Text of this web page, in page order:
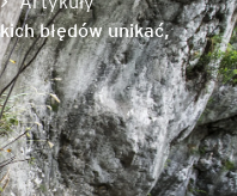
błędów unikać,